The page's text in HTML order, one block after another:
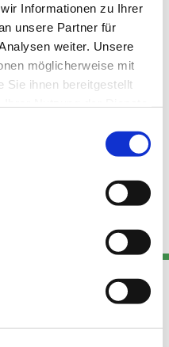
Informationen zu Ihrer
unsere Partner für
weiter. Unsere
möglicherweise mit
Sie ihnen bereitgestellt
Kont
Links